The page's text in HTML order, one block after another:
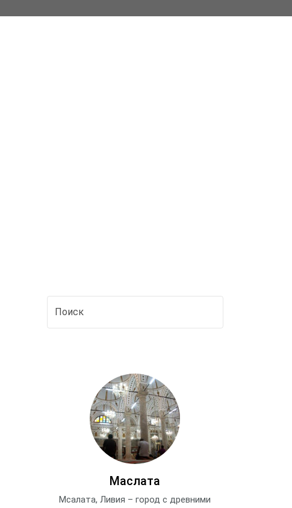
Маслата
Мсалата, Ливия – город с древними